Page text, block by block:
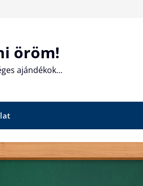
öröm!
ajándékok…